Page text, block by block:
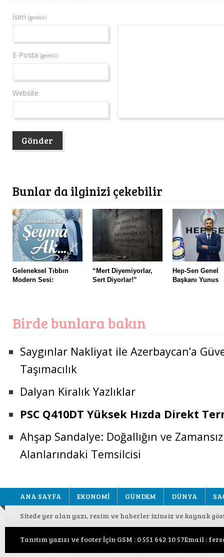
İsim (gerekli)
E-Posta (gerekli)
Website
Bunlar da ilginizi çekebilir
Geleneksel Tıbbın
Modern Sesi:
“Mert Diyemiyorlar,
Sert Diyorlar!”
Hep-Sen Genel
Başkanı Yunus
Birde bunlara bakın
Saygınlar Nakliyat ile Azerbaycan’a
Taşımacılık
Dalyan Kiralık Yazlıklar
PSC Q410DT Yüksek Hızda Direkt
Ahşap Sandalye: Doğallığın ve
Alanlarındaki Temsilcisi
ANA SAYFA EKONOMİ GÜNDEM DÜNYA
Sitede yer alan yazı, resim ve haberler izinsiz ve kaynak
Tanıtım yazısı ve footer İçin GSM : 0 551 642 10 57Email :